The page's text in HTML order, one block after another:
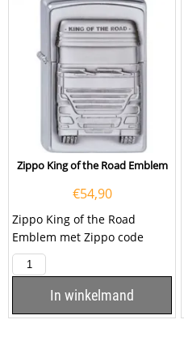
Zippo King of the Road Emblem
€54,90
Zippo King of the Road
Emblem met Zippo code
1.300.176.
In winkelmand